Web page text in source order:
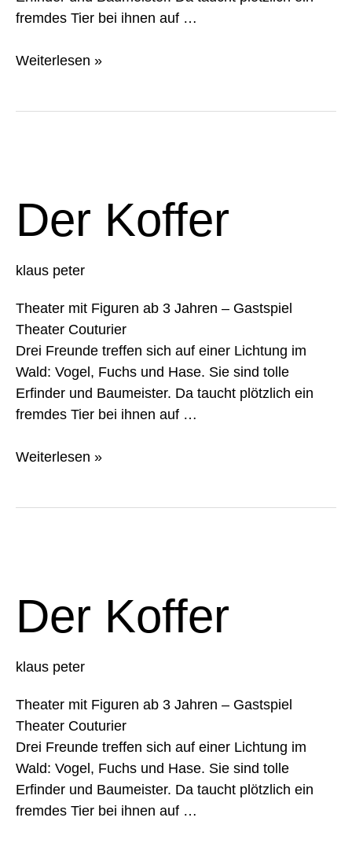
fremdes Tier bei ihnen auf …
Weiterlesen »
Der Koffer
klaus peter
Theater mit Figuren ab 3 Jahren – Gastspiel
Theater Couturier
Drei Freunde treffen sich auf einer Lichtung im
Wald: Vogel, Fuchs und Hase. Sie sind tolle
Erfinder und Baumeister. Da taucht plötzlich ein
fremdes Tier bei ihnen auf …
Weiterlesen »
Der Koffer
klaus peter
Theater mit Figuren ab 3 Jahren – Gastspiel
Theater Couturier
Drei Freunde treffen sich auf einer Lichtung im
Wald: Vogel, Fuchs und Hase. Sie sind tolle
Erfinder und Baumeister. Da taucht plötzlich ein
fremdes Tier bei ihnen auf …